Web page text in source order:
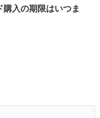
入の期限はいつま